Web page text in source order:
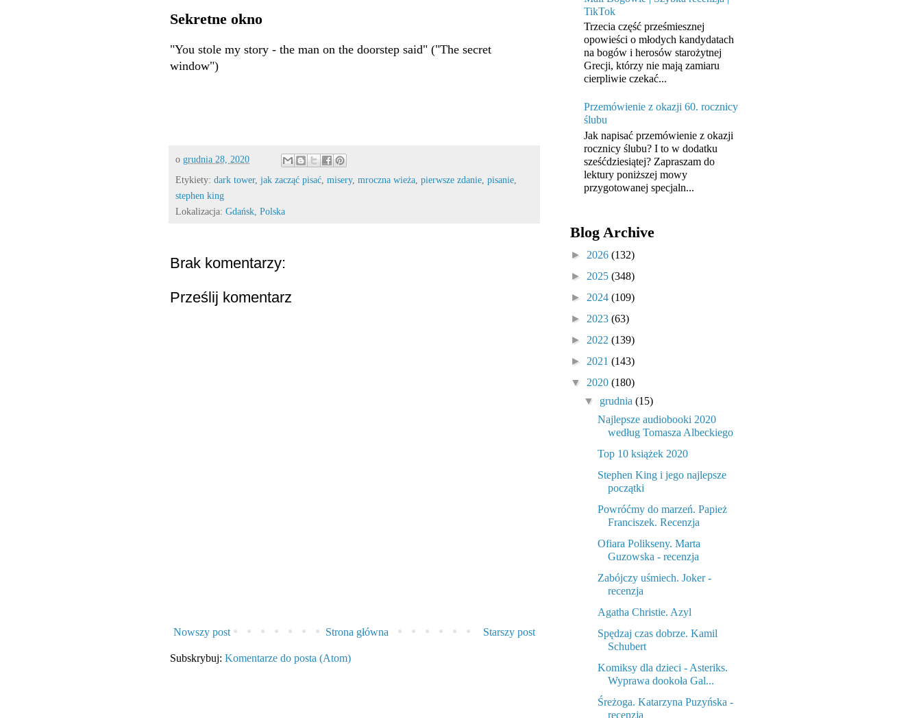
Sekretne okno
"You stole my story - the man on the doorstep said" ("The secret
window")
o grudnia 28, 2020
Etykiety: dark tower, jak zacząć pisać misery, mroczna wieża pierwsze zdanie pisanie
stephen king
Lokalizacja: Gdańsk, Polska
Brak komentarzy:
Prześlij komentarz
Nowszy post Starszy post
Strona główna
Subskrybuj: Komentarze do posta (Atom)
TikTok
Trzecia część prześmiesznej
opowieści o młodych kandydatach
na bogów i herosów starożytnej
Grecji, którzy nie mają zamiaru
cierpliwie czekać...
Przemówienie z okazji 60. rocznicy
ślubu
Jak napisać przemówienie z okazji
rocznicy ślubu? I to w dodatku
sześćdziesiątej? Zapraszam do
lektury poniższej mowy
przygotowanej specjaln...
Blog Archive
► 2026 (132)
► 2025 (348)
► 2024 (109)
► 2023 (63)
► 2022 (139)
► 2021 (143)
▼ 2020 (180)
▼ grudnia(15)
Najlepsze audiobooki 2020
według Tomasza Albeckiego
Top 10 książek 2020
Stephen King i jego najlepsze
początki
Powróćmy do marzeń. Papież
Franciszek. Recenzja
Ofiara Polikseny. Marta
Guzowska - recenzja
Zabójczy uśmiech. Joker -
recenzja
Agatha Christie. Azyl
Spędzaj czas dobrze. Kamil
Schubert
Komiksy dla dzieci - Asteriks.
Wyprawa dookoła Gal...
Śreżoga. Katarzyna Puzyńska -
recenzja